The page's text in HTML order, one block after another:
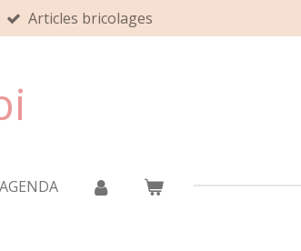
Articles bricolages
AGENDA